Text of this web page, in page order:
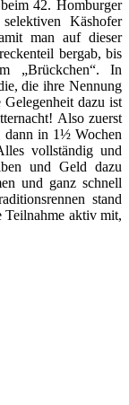
42. Homburger
Käshofer
man auf dieser
bergab, bis
„Brückchen“. In
die ihre Nennung
dazu ist
Also zuerst
dann in 1½ Wochen
vollständig und
und Geld dazu
und ganz schnell
stand
Teilnahme aktiv mit,